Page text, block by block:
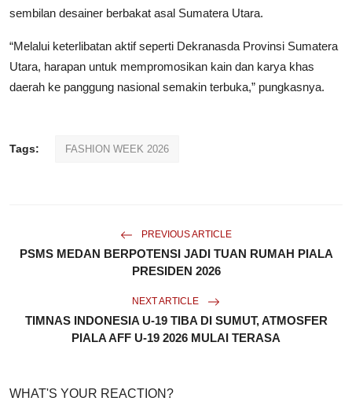
sembilan desainer berbakat asal Sumatera Utara.
“Melalui keterlibatan aktif seperti Dekranasda Provinsi Sumatera
Utara, harapan untuk mempromosikan kain dan karya khas
daerah ke panggung nasional semakin terbuka,” pungkasnya.
Tags: FASHION WEEK 2026
PREVIOUS ARTICLE
PSMS MEDAN BERPOTENSI JADI TUAN RUMAH PIALA
PRESIDEN 2026
NEXT ARTICLE
TIMNAS INDONESIA U-19 TIBA DI SUMUT, ATMOSFER
PIALA AFF U-19 2026 MULAI TERASA
WHAT'S YOUR REACTION?